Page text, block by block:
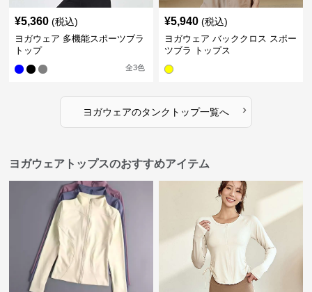
¥5,360 (税込)
ヨガウェア 多機能スポーツブラ
トップ
全3色
¥5,940 (税込)
ヨガウェア バッククロス スポー
ツブラ トップス
ヨガウェアのタンクトップ一覧へ ›
ヨガウェアトップスのおすすめアイテム